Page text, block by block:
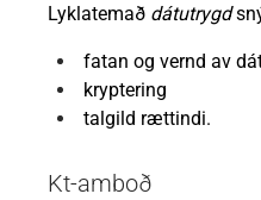
Lyklatemað dátutrygd
fatan og vernd av
kryptering
talgild rættindi.
Kt-amboð